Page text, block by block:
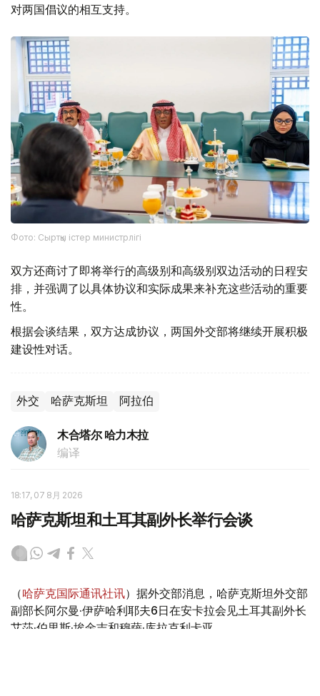
对两国倡议的相互支持。
Фото: Сыртқы істер министрлігі
双方还商讨了即将举行的高级别和高级别双边活动的日程安
排，并强调了以具体协议和实际成果来补充这些活动的重要
性。
根据会谈结果，双方达成协议，两国外交部将继续开展积极
建设性对话。
外交 哈萨克斯坦 阿拉伯
木合塔尔 哈力木拉
编译
18:17, 07 8月 2026
哈萨克斯坦和土耳其副外长举行会谈
（哈萨克国际通讯社讯）据外交部消息，哈萨克斯坦外交部
副部长阿尔曼·伊萨哈利耶夫6日在安卡拉会见土耳其副外长
艾莎·伯里斯·埃金吉和穆萨·库拉克利卡亚。